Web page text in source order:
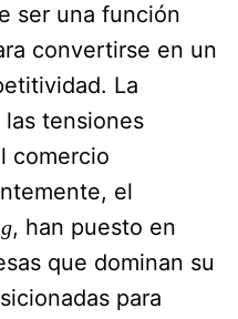
ser una función
convertirse en un
La
las tensiones
comercio
el
, han puesto en
que dominan su
para